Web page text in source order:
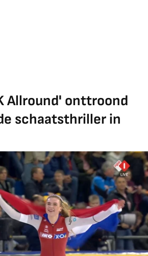
Allround' onttroond
schaatsthriller in